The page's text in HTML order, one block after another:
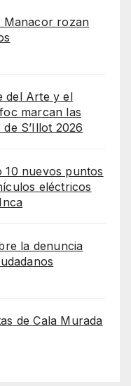
Manacor rozan
del Arte y el
marcan las
S’Illot 2026
10 nuevos puntos
eléctricos
la denuncia
de Cala Murada